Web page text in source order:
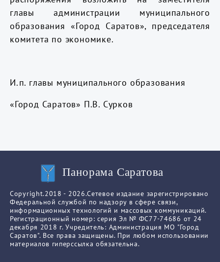
главы администрации муниципального
образования «Город Саратов», председателя
комитета по экономике.
И.п. главы муниципального образования
«Город Саратов» П.В. Сурков
Панорама Саратова
Copyright.2018 - 2026.Сетевое издание зарегистрировано
Федеральной службой по надзору в сфере связи,
информационных технологий и массовых коммуникаций.
Регистрационный номер: серия Эл № ФС77-74686 от 24
декабря 2018 г. Учредитель: Администрация МО "Город
Саратов". Все права защищены. При любом использовании
материалов гиперссылка обязательна.